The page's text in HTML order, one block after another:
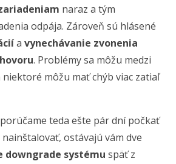
naraz a tým
odpája. Zároveň sú hlásené
a vynechávanie zvonenia
. Problémy sa môžu medzi
môžu mať chýb viac zatiaľ
teda ešte pár dní počkať
ostávajú vám dve
downgrade systému späť z